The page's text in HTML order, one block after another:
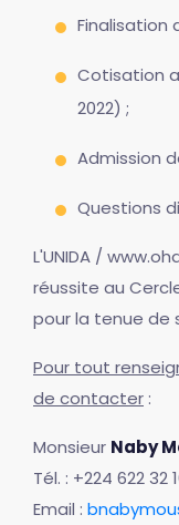
Finalisation
Cotisation
2022) ;
Admission
Questions
L'UNIDA /
réussite au
pour la tenue de
Pour tout
de contacter :
Monsieur Naby
Tél. : +224 622 32
Email :